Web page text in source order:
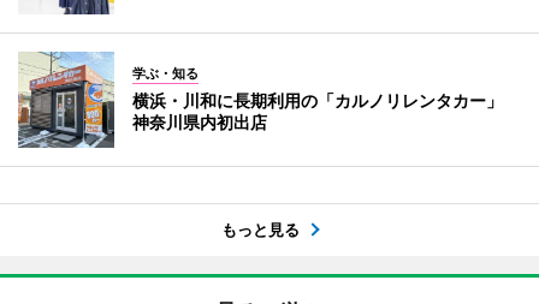
学ぶ・知る
横浜・川和に長期利用の「カルノリレンタカー」
神奈川県内初出店
もっと見る